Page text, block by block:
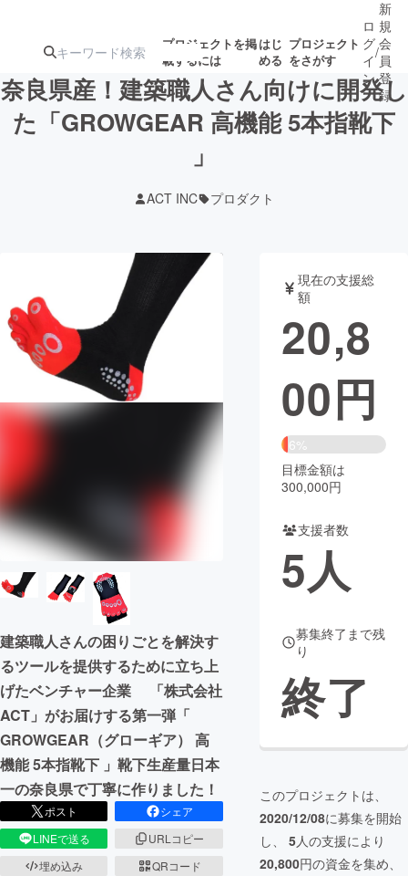
プロジェクトを掲
載するには
はじ
める
プロジェクト
をさがす
注目の新着プロ
テクノロジー・ガジェット
映像・映画 書籍・雑誌
ビジネス・起業 チャレンジ
まちづくり・地域活性化
CAMPFIRE for Social Good
CAMPFIRE Creation
CAMPFIREふるさと納税
コミュニティ
ロ
グ
イ
ン
/
新
規
会
員
登
録
奈良県産！建築職人さん向けに開発し
た「GROWGEAR 高機能 5本指靴下
」
ACT INC プロダクト
建築職人さんの困りごとを解決す
るツールを提供するために立ち上
げたベンチャー企業 「株式会社
ACT」がお届けする第一弾「
GROWGEAR（グローギア） 高
機能 5本指靴下 」靴下生産量日本
一の奈良県で丁寧に作りました！
ポスト
シェア
LINEで送る
URLコピー
埋め込み
QRコード
現在の支援総
額
20,8
00円
6%
目標金額は
300,000円
支援者数
5人
募集終了まで残
り
終了
このプロジェクトは、
2020/12/08に募集を開始
し、 5人の支援により
20,800円の資金を集め、